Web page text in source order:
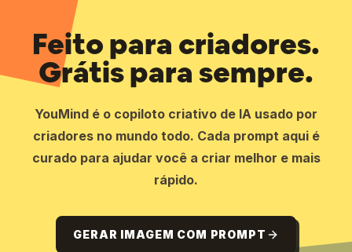
Feito para criadores.
Grátis para sempre.
YouMind é o copiloto criativo de IA usado por
criadores no mundo todo. Cada prompt aqui é
curado para ajudar você a criar melhor e mais
rápido.
GERAR IMAGEM COM PROMPT